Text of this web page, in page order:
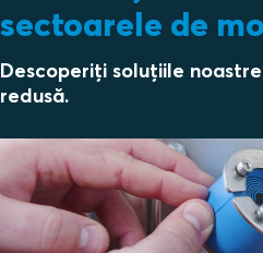
sectoarele de
Descoperiți soluțiile
redusă.